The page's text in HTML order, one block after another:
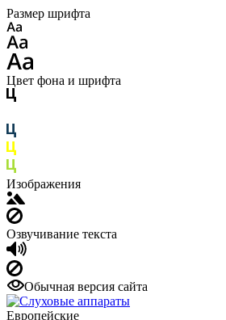
Размер шрифта
Цвет фона и шрифта
Изображения
Озвучивание текста
Обычная версия сайта
Европейские